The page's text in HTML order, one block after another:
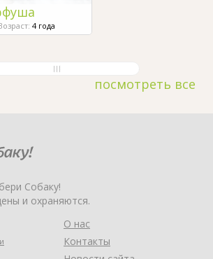
4 года
посмотреть все
Собаку!
и охраняются.
О нас
Контакты